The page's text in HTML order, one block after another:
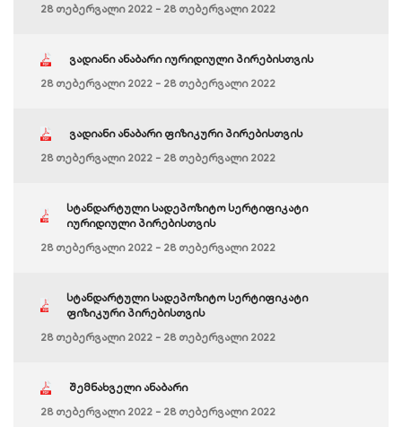
28 თებერვალი 2022 - 28 თებერვალი 2022
ვადიანი ანაბარი იურიდიული პირებისთვის
28 თებერვალი 2022 - 28 თებერვალი 2022
ვადიანი ანაბარი ფიზიკური პირებისთვის
28 თებერვალი 2022 - 28 თებერვალი 2022
სტანდარტული სადეპოზიტო სერტიფიკატი
იურიდიული პირებისთვის
28 თებერვალი 2022 - 28 თებერვალი 2022
სტანდარტული სადეპოზიტო სერტიფიკატი
ფიზიკური პირებისთვის
28 თებერვალი 2022 - 28 თებერვალი 2022
შემნახველი ანაბარი
28 თებერვალი 2022 - 28 თებერვალი 2022